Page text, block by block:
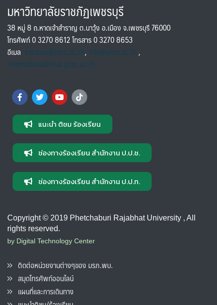
มหาวิทยาลัยราชภัฏเพชรบุรี
38 หมู่ 8 ถ.หาดเจ้าสำราญ ต.นาวุ้ง อ.เมือง จ.เพชรบุรี 76000
โทรศัพท์ 0 3270 8612 โทรสาร 0 3270 8653
อีเมล saraban@pbru.ac.th, info@pbru.ac.th,
international@mail.pbru.ac.th
แนะนำ ติชม ร้องเรียน
ช่องทางร้องเรียน สำนักงาน ป.ป.ช.
ช่องทางร้องเรียน สำนักงาน ป.ป.ท.
Copyright © 2019 Phetchaburi Rajabhat University , All
rights reserved.
by Digital Technology Center
ติดต่อหน่วยงานต่างๆของ มรภ.พบ.
สมุดโทรศัพท์ออนไลน์
แผนที่และการเดินทาง